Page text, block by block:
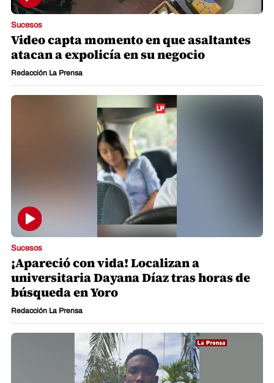
Sucesos
Video capta momento en que asaltantes
atacan a expolicía en su negocio
Redacción La Prensa
Sucesos
¡Apareció con vida! Localizan a
universitaria Dayana Díaz tras horas de
búsqueda en Yoro
Redacción La Prensa